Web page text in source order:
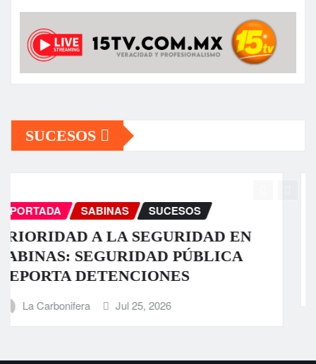
SUCESOS
PORTADA SABINAS SUCESOS
Fuerte tromba causa daños en algunos
sectores de Sabinas
La Carbonifera Jul 23, 2026